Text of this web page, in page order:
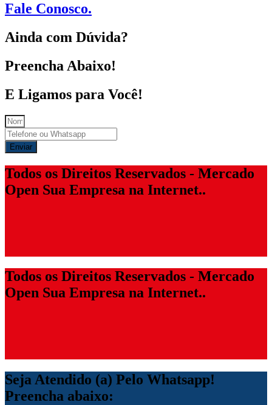
Fale Conosco.
Ainda com Dúvida?
Preencha Abaixo!
E Ligamos para Você!
Enviar
Todos os Direitos Reservados - Mercado
Open Sua Empresa na Internet..
Todos os Direitos Reservados - Mercado
Open Sua Empresa na Internet..
Seja Atendido (a) Pelo Whatsapp!
Preencha abaixo: